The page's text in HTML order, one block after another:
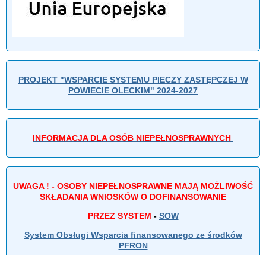
PROJEKT "WSPARCIE SYSTEMU PIECZY ZASTĘPCZEJ W
POWIECIE OLECKIM" 2024-2027
INFORMACJA DLA OSÓB NIEPEŁNOSPRAWNYCH
UWAGA ! - OSOBY NIEPEŁNOSPRAWNE MAJĄ MOŻLIWOŚĆ
SKŁADANIA WNIOSKÓW O DOFINANSOWANIE
PRZEZ SYSTEM - SOW
System Obsługi Wsparcia finansowanego ze środków
PFRON